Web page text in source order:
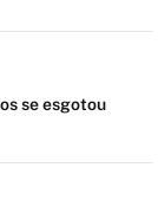
se esgotou